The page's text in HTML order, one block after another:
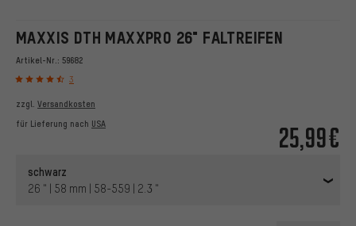
MAXXIS DTH MAXXPRO 26" FALTREIFEN
Artikel-Nr.: 59682
3
25,99€
zzgl. Versandkosten
für Lieferung nach USA
schwarz
26 " | 58 mm | 58-559 | 2.3 "